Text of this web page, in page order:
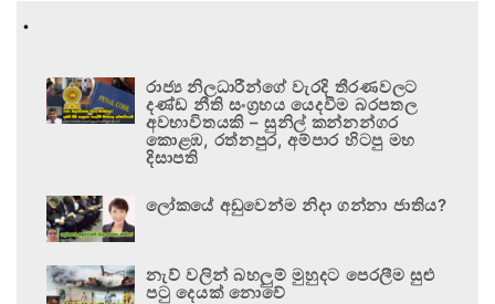
.
රාජ්‍ය නිලධාරීන්ගේ වැරදි තීරණවලට
දණ්ඩ නීති සංග්‍රහය යෙදවීම බරපතල
අවභාවිතයකි – සුනිල් කන්නන්ගර
කොළඹ, රත්නපුර, අම්පාර හිටපු මහ
දිසාපති
ලෝකයේ අඩුවෙන්ම නිදා ගන්නා ජාතිය?
නැව් වලින් බහලුම් මුහුදට පෙරලීම සුළු
පටු දෙයක් නොවේ